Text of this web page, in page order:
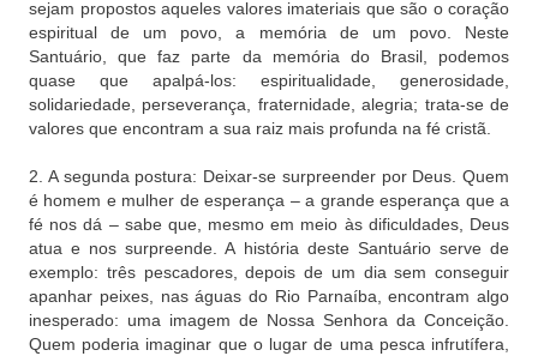
sejam propostos aqueles valores imateriais que são o coração
espiritual de um povo, a memória de um povo. Neste
Santuário, que faz parte da memória do Brasil, podemos
quase que apalpá-los: espiritualidade, generosidade,
solidariedade, perseverança, fraternidade, alegria; trata-se de
valores que encontram a sua raiz mais profunda na fé cristã.
2. A segunda postura: Deixar-se surpreender por Deus. Quem
é homem e mulher de esperança – a grande esperança que a
fé nos dá – sabe que, mesmo em meio às dificuldades, Deus
atua e nos surpreende. A história deste Santuário serve de
exemplo: três pescadores, depois de um dia sem conseguir
apanhar peixes, nas águas do Rio Parnaíba, encontram algo
inesperado: uma imagem de Nossa Senhora da Conceição.
Quem poderia imaginar que o lugar de uma pesca infrutífera,